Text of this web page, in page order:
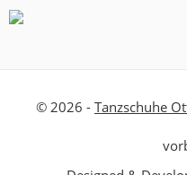
© 2026 - Tanzschuhe